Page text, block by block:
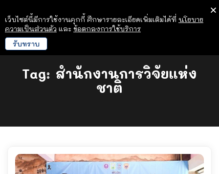
Tag: สำนักงานการวิจัยแห่ง
ชาติ
เว็บไซต์นี้มีการใช้งานคุกกี้ ศึกษารายละเอียดเพิ่มเติมได้ที่ นโยบาย
ความเป็นส่วนตัว และ ข้อตกลงการใช้บริการ
รับทราบ